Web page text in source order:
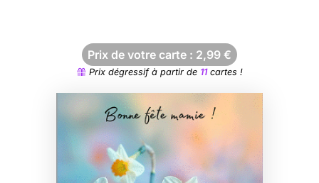
Prix de votre carte : 2,99 €
Prix dégressif à partir de 11cartes !